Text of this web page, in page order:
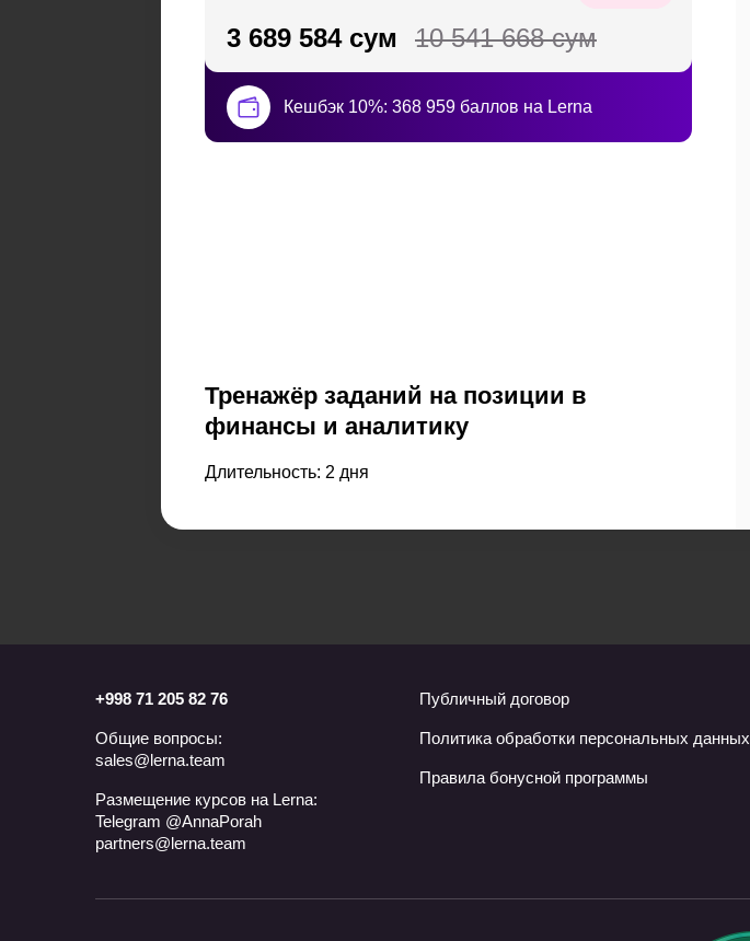
3 689 584 сум 10 541 668 сум
Кешбэк 10%: 368 959 баллов на Lerna
Тренажёр заданий на позиции в
финансы и аналитику
Длительность: 2 дня
+998 71 205 82 76
Общие вопросы:
sales@lerna.team
Размещение курсов на Lerna:
Telegram @AnnaPorah
partners@lerna.team
Публичный договор
Политика обработки персональных данных
Правила бонусной программы